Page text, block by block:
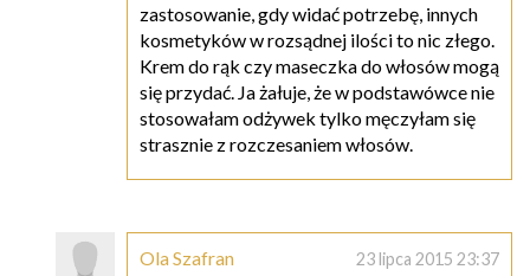
zastosowanie, gdy widać potrzebę, innych
kosmetyków w rozsądnej ilości to nic złego.
Krem do rąk czy maseczka do włosów mogą
się przydać. Ja żałuje, że w podstawówce nie
stosowałam odżywek tylko męczyłam się
strasznie z rozczesaniem włosów.
Ola Szafran 23 lipca 2015 23:37